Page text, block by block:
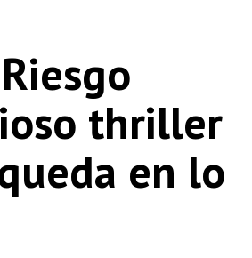
thriller
en lo